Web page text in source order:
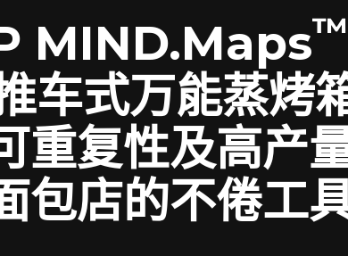
MIND.Maps™
车式万能蒸烤
重复性及高产
包店的不倦工